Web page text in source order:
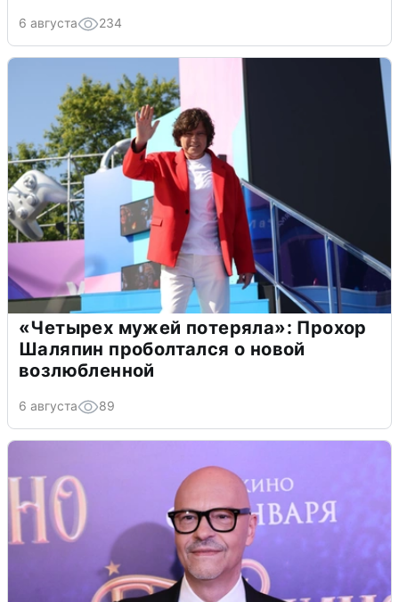
6 августа 234
«Четырех мужей потеряла»: Прохор
Шаляпин проболтался о новой
возлюбленной
6 августа 89